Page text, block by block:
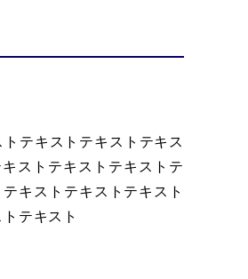
テキストテキストテキス
ストテキストテキストテ
キストテキストテキスト
テキスト